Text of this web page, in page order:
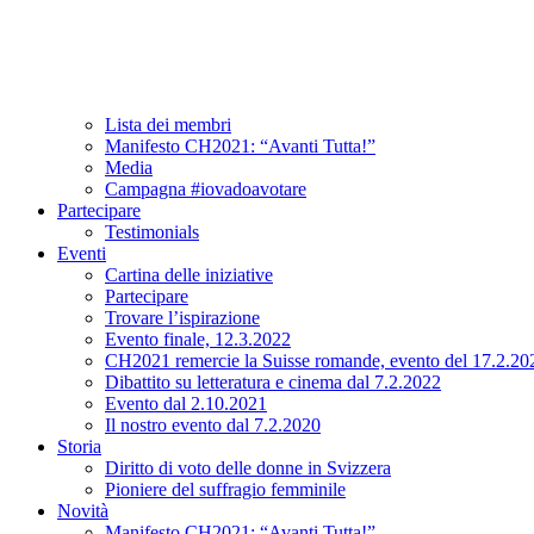
Lista dei membri
Manifesto CH2021: “Avanti Tutta!”
Media
Campagna #iovadoavotare
Partecipare
Testimonials
Eventi
Cartina delle iniziative
Partecipare
Trovare l’ispirazione
Evento finale, 12.3.2022
CH2021 remercie la Suisse romande, evento del
Dibattito su letteratura e cinema dal 7.2.2022
Evento dal 2.10.2021
Il nostro evento dal 7.2.2020
Storia
Diritto di voto delle donne in Svizzera
Pioniere del suffragio femminile
Novità